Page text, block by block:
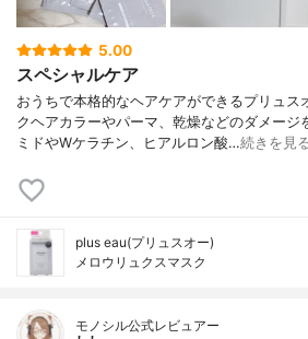
5.00
スペシャルケア
おうちで本格的なヘアケアができるプリュス
クヘアカラーやパーマ、乾燥などのダメージ
ミドやWケラチン、ヒアルロン酸…続きを見
plus eau(プリュスオー)
メロウリュクスマスク
モノシル公式レビュアー